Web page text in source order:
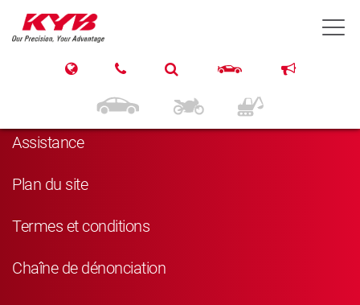
Navigation
Assistance
Plan du site
Termes et conditions
Chaîne de dénonciation